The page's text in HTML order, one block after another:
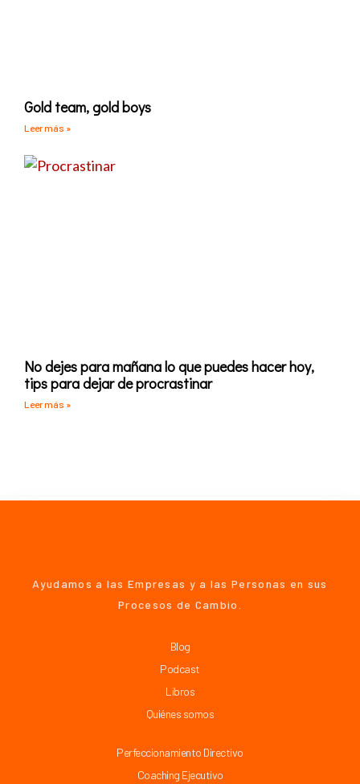
Gold team, gold boys
Leer más »
No dejes para mañana lo que puedes hacer hoy,
tips para dejar de procrastinar
Leer más »
Ayudamos a las Empresas y a las Personas en sus
Procesos de Cambio.
Blog
Podcast
Libros
Quiénes somos
Perfeccionamiento Directivo
Coaching Ejecutivo